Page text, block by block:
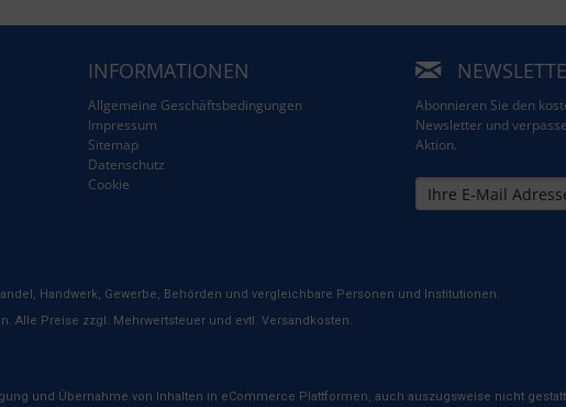
INFORMATIONEN
Allgemeine Geschäftsbedingungen
Impressum
Sitemap
Datenschutz
Cookie
Abonnieren Sie den
Newsletter und
Aktion.
Handwerk, Gewerbe, Behörden und vergleichbare Personen und Institutionen.
Alle Preise zzgl. Mehrwertsteuer und evtl. Versandkosten.
und Übernahme von Inhalten in eCommerce Plattformen, auch auszugsweise nicht